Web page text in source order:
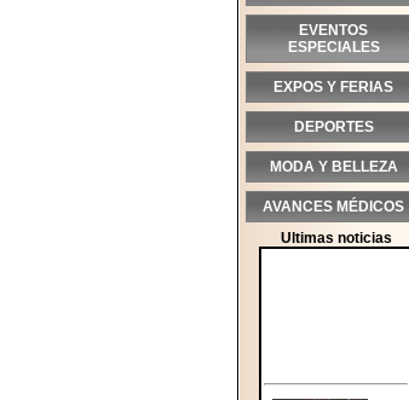
EVENTOS
ESPECIALES
EXPOS Y FERIAS
DEPORTES
MODA Y BELLEZA
AVANCES MÉDICOS
Ultimas noticias